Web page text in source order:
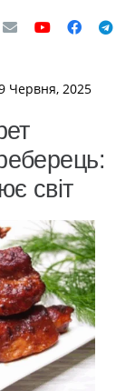
Червня, 2025
світ